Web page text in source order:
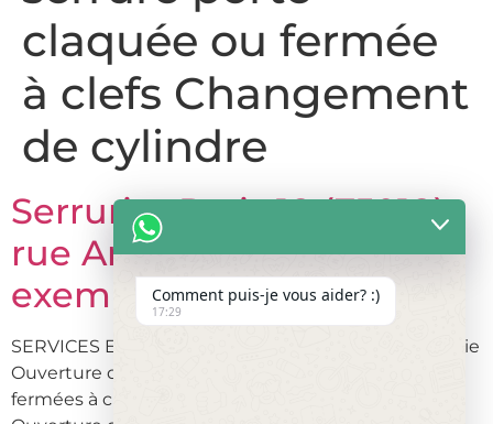
claquée ou fermée
à clefs Changement
de cylindre
Serrurier Paris 18 (75018)
rue André Del Sarte par
exemple.
SERVICES ET PRESTATIONS Dépannage de serrurerie
Ouverture de portes claquées Ouverture de portes
fermées à clefs Réparations après cambriolage
Comment puis-je vous aider? :)
17:29